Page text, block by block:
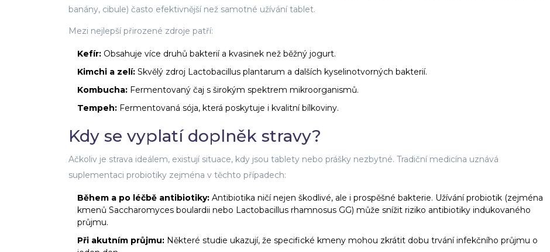
banány, cibule) často efektivnější než samotné užívání tablet.
Mezi nejlepší přirozené zdroje patří:
Kefír: Obsahuje více druhů bakterií a kvasinek než běžný jogurt.
Kimchi a zelí: Skvělý zdroj Lactobacillus plantarum a dalších kyselinotvorných bakterií.
Kombucha: Fermentovaný čaj s širokým spektrem mikroorganismů.
Tempeh: Fermentovaná sója, která poskytuje i kvalitní bílkoviny.
Kdy se vyplatí doplněk stravy?
Ačkoliv je strava ideálem, existují situace, kdy jsou tablety nebo prášky nezbytné. Tradiční medicína uznává
suplementaci probiotiky zejména v těchto případech:
Během a po léčbě antibiotiky: Antibiotika ničí nejen škodlivé, ale i prospěšné bakterie. Užívání probiotik (zejména
kmenů Saccharomyces boulardii nebo Lactobacillus rhamnosus GG) může snížit riziko antibiotiky indukovaného
průjmu.
Při akutním průjmu: Některé studie ukazují, že specifické kmeny mohou zkrátit dobu trvání infekčního průjmu o